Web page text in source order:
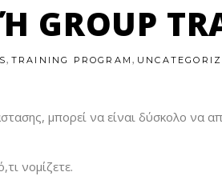
GROUP
, TRAINING PROGRAM,
μπορεί να είναι δύσκολο να
νομίζετε.